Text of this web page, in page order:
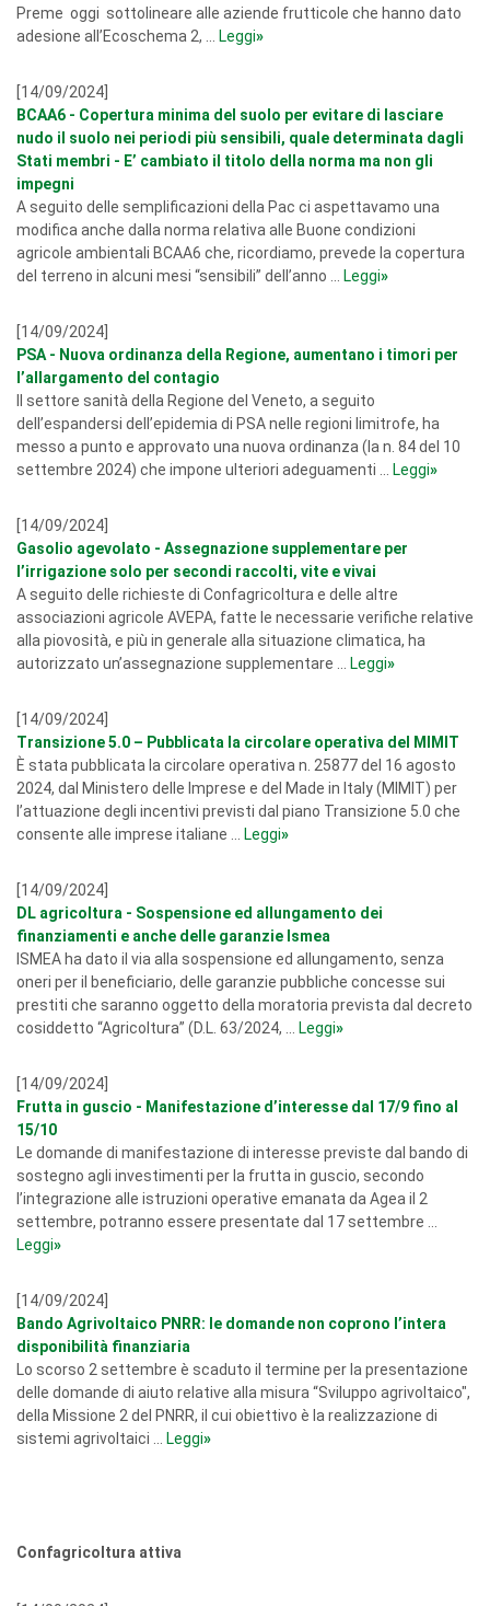
Preme oggi sottolineare alle aziende frutticole che hanno dato
adesione all’Ecoschema 2, ...
Leggi»
[14/09/2024]
BCAA6 - Copertura minima del suolo per evitare di lasciare
nudo il suolo nei periodi più sensibili, quale determinata dagli
Stati membri - E’ cambiato il titolo della norma ma non gli
impegni
A seguito delle semplificazioni della Pac ci aspettavamo una
modifica anche dalla norma relativa alle Buone condizioni
agricole ambientali BCAA6 che, ricordiamo, prevede la copertura
del terreno in alcuni mesi “sensibili” dell’anno ...
Leggi»
[14/09/2024]
PSA - Nuova ordinanza della Regione, aumentano i timori per
l’allargamento del contagio
Il settore sanità della Regione del Veneto, a seguito
dell’espandersi dell’epidemia di PSA nelle regioni limitrofe, ha
messo a punto e approvato una nuova ordinanza (la n. 84 del 10
settembre 2024) che impone ulteriori adeguamenti ...
Leggi»
[14/09/2024]
Gasolio agevolato - Assegnazione supplementare per
l’irrigazione solo per secondi raccolti, vite e vivai
A seguito delle richieste di Confagricoltura e delle altre
associazioni agricole AVEPA, fatte le necessarie verifiche relative
alla piovosità, e più in generale alla situazione climatica, ha
autorizzato un’assegnazione supplementare ...
Leggi»
[14/09/2024]
Transizione 5.0 – Pubblicata la circolare operativa del MIMIT
È stata pubblicata la circolare operativa n. 25877 del 16 agosto
2024, dal Ministero delle Imprese e del Made in Italy (MIMIT) per
l’attuazione degli incentivi previsti dal piano Transizione 5.0 che
consente alle imprese italiane ...
Leggi»
[14/09/2024]
DL agricoltura - Sospensione ed allungamento dei
finanziamenti e anche delle garanzie Ismea
ISMEA ha dato il via alla sospensione ed allungamento, senza
oneri per il beneficiario, delle garanzie pubbliche concesse sui
prestiti che saranno oggetto della moratoria prevista dal decreto
cosiddetto “Agricoltura” (D.L. 63/2024, ...
Leggi»
[14/09/2024]
Frutta in guscio - Manifestazione d’interesse dal 17/9 fino al
15/10
Le domande di manifestazione di interesse previste dal bando di
sostegno agli investimenti per la frutta in guscio, secondo
l’integrazione alle istruzioni operative emanata da Agea il 2
settembre, potranno essere presentate dal 17 settembre ...
Leggi»
[14/09/2024]
Bando Agrivoltaico PNRR: le domande non coprono l’intera
disponibilità finanziaria
Lo scorso 2 settembre è scaduto il termine per la presentazione
delle domande di aiuto relative alla misura “Sviluppo agrivoltaico",
della Missione 2 del PNRR, il cui obiettivo è la realizzazione di
sistemi agrivoltaici ...
Leggi»
Confagricoltura attiva